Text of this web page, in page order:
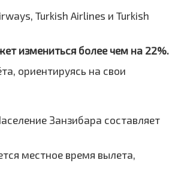
Turkish Airlines и Turkish
измениться более чем на 22%.
ориентируясь на свои
Занзибара составляет
местное время вылета,